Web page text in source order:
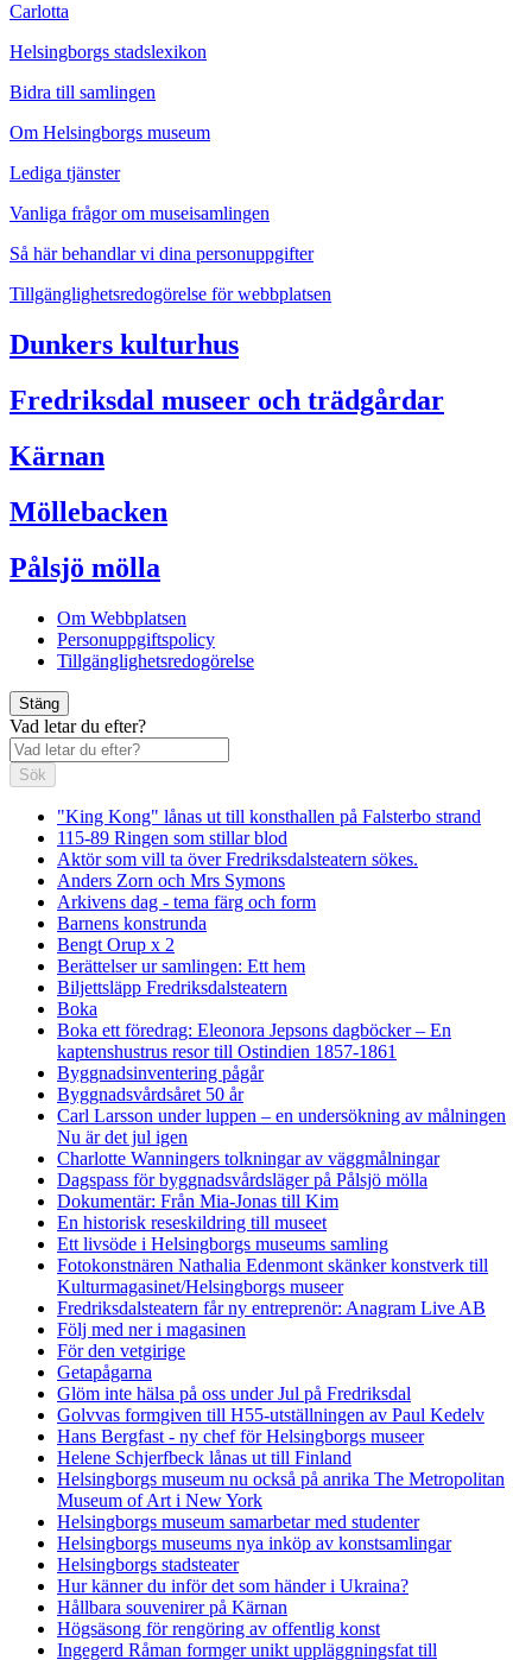
Carlotta
Helsingborgs stadslexikon
Bidra till samlingen
Om Helsingborgs museum
Lediga tjänster
Vanliga frågor om museisamlingen
Så här behandlar vi dina personuppgifter
Tillgänglighetsredogörelse för webbplatsen
Dunkers kulturhus
Fredriksdal museer och trädgårdar
Kärnan
Möllebacken
Pålsjö mölla
Om Webbplatsen
Personuppgiftspolicy
Tillgänglighetsredogörelse
Stäng
Vad letar du efter?
Sök
"King Kong" lånas ut till konsthallen på Falsterbo strand
115-89 Ringen som stillar blod
Aktör som vill ta över Fredriksdalsteatern sökes.
Anders Zorn och Mrs Symons
Arkivens dag - tema färg och form
Barnens konstrunda
Bengt Orup x 2
Berättelser ur samlingen: Ett hem
Biljettsläpp Fredriksdalsteatern
Boka
Boka ett föredrag: Eleonora Jepsons dagböcker – En
kaptenshustrus resor till Ostindien 1857-1861
Byggnadsinventering pågår
Byggnadsvårdsåret 50 år
Carl Larsson under luppen – en undersökning av målningen
Nu är det jul igen
Charlotte Wanningers tolkningar av väggmålningar
Dagspass för byggnadsvårdsläger på Pålsjö mölla
Dokumentär: Från Mia-Jonas till Kim
En historisk reseskildring till museet
Ett livsöde i Helsingborgs museums samling
Fotokonstnären Nathalia Edenmont skänker konstverk till
Kulturmagasinet/Helsingborgs museer
Fredriksdalsteatern får ny entreprenör: Anagram Live AB
Följ med ner i magasinen
För den vetgirige
Getapågarna
Glöm inte hälsa på oss under Jul på Fredriksdal
Golvvas formgiven till H55-utställningen av Paul Kedelv
Hans Bergfast - ny chef för Helsingborgs museer
Helene Schjerfbeck lånas ut till Finland
Helsingborgs museum nu också på anrika The Metropolitan
Museum of Art i New York
Helsingborgs museum samarbetar med studenter
Helsingborgs museums nya inköp av konstsamlingar
Helsingborgs stadsteater
Hur känner du inför det som händer i Ukraina?
Hållbara souvenirer på Kärnan
Högsäsong för rengöring av offentlig konst
Ingegerd Råman formger unikt uppläggningsfat till